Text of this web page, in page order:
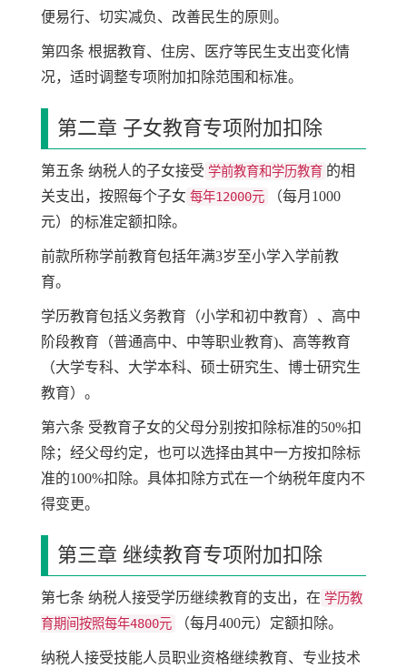
便易行、切实减负、改善民生的原则。
第四条 根据教育、住房、医疗等民生支出变化情
况，适时调整专项附加扣除范围和标准。
第二章 子女教育专项附加扣除
第五条 纳税人的子女接受 学前教育和学历教育 的相
关支出，按照每个子女 每年12000元
（每月1000
元）的标准定额扣除。
前款所称学前教育包括年满3岁至小学入学前教
育。
学历教育包括义务教育（小学和初中教育）、高中
阶段教育（普通高中、中等职业教育)、高等教育
（大学专科、大学本科、硕士研究生、博士研究生
教育）。
第六条 受教育子女的父母分别按扣除标准的50%扣
除；经父母约定，也可以选择由其中一方按扣除标
准的100%扣除。具体扣除方式在一个纳税年度内不
得变更。
第三章 继续教育专项附加扣除
第七条 纳税人接受学历继续教育的支出，在 学历教
育期间按照每年4800元
（每月400元）定额扣除。
纳税人接受技能人员职业资格继续教育、专业技术